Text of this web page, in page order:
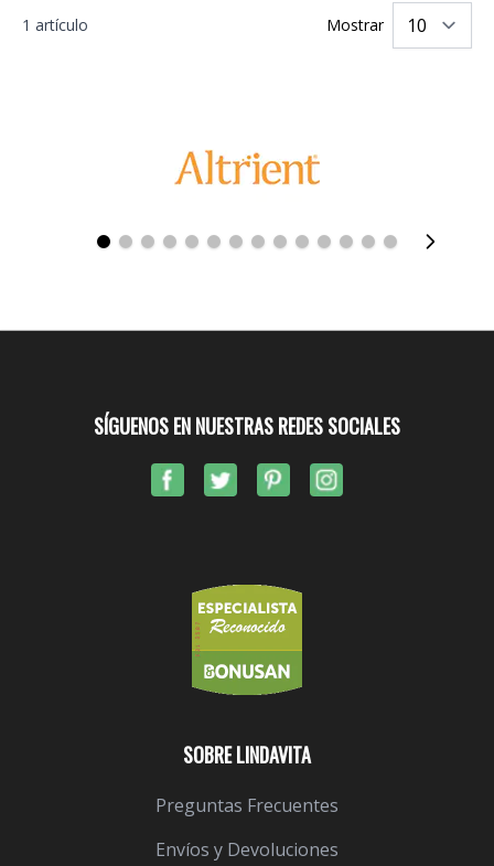
1 artículo Mostrar
SOBRE LINDAVITA
Preguntas Frecuentes
Envíos y Devoluciones
SÍGUENOS EN NUESTRAS REDES SOCIALES